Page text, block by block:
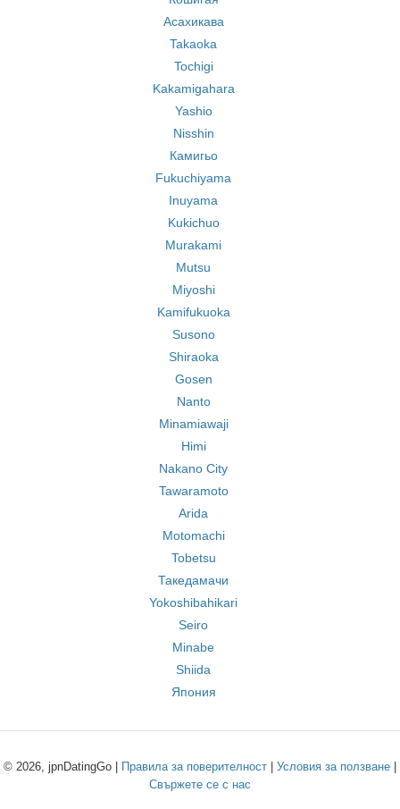
Асахикава
Takaoka
Tochigi
Kakamigahara
Yashio
Nisshin
Камигьо
Fukuchiyama
Inuyama
Kukichuo
Murakami
Mutsu
Miyoshi
Kamifukuoka
Susono
Shiraoka
Gosen
Nanto
Minamiawaji
Himi
Nakano City
Tawaramoto
Arida
Motomachi
Tobetsu
Такедамачи
Yokoshibahikari
Seiro
Minabe
Shiida
Япония
© 2026, jpnDatingGo | Правила за поверителност Условия за ползване
Свържете се с нас